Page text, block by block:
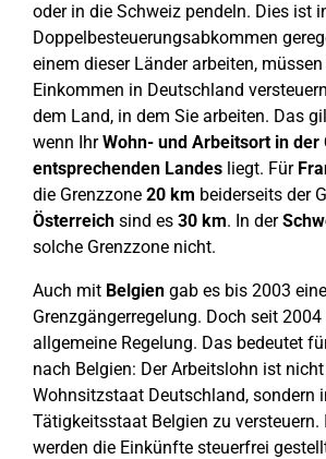
oder in die Schweiz pendeln. Dies ist
Doppelbesteuerungsabkommen
einem dieser Länder arbeiten, müssen
Einkommen in Deutschland
dem Land, in dem Sie arbeiten. Das
wenn IhrWohn- und Arbeitsort in der
entsprechenden Landes liegt. Für
die Grenzzone 20 km beiderseits der
Österreich sind es 30 km. In der
solche Grenzzone nicht.
Auch mit Belgien gab es bis 2003
Grenzgängerregelung. Doch seit
allgemeine Regelung. Das bedeutet
nach Belgien: Der Arbeitslohn ist
Wohnsitzstaat Deutschland, sondern
Tätigkeitsstaat Belgien zu versteuern.
werden die Einkünfte steuerfrei